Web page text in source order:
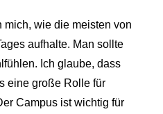
mich, wie die meisten von
aufhalte. Man sollte
Ich glaube, dass
eine große Rolle für
Campus ist wichtig für